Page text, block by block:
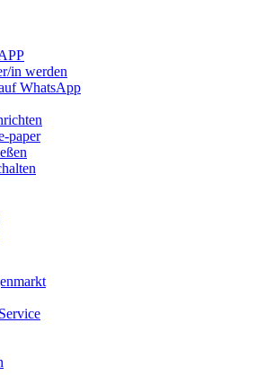
in werden
WhatsApp
paper